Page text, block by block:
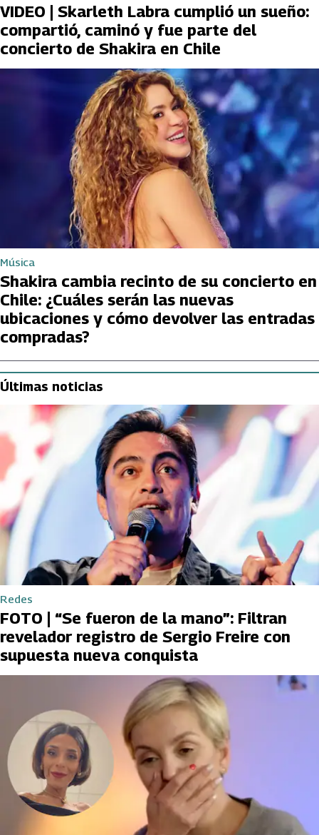
VIDEO | Skarleth Labra cumplió un sueño:
compartió, caminó y fue parte del
concierto de Shakira en Chile
Música
Shakira cambia recinto de su concierto en
Chile: ¿Cuáles serán las nuevas
ubicaciones y cómo devolver las entradas
compradas?
Últimas noticias
Redes
FOTO | “Se fueron de la mano”: Filtran
revelador registro de Sergio Freire con
supuesta nueva conquista